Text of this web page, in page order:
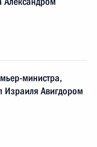
министра,
Израиля Авигдором